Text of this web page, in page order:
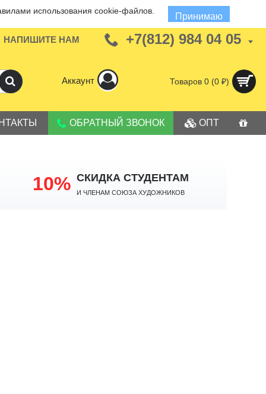
использования cookie-файлов.
Принимаю
НАПИШИТЕ НАМ +7(812) 984 04 05
Аккаунт Товаров 0 (0 ₽)
ОБРАТНЫЙ ЗВОНОК ОПТ
10% СКИДКА СТУДЕНТАМ
И членам Союза Художников